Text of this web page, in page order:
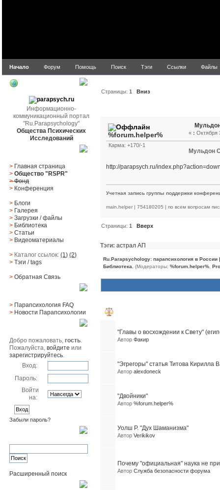
Начало Форум Помощь Поиск Тэги Ссылки Файлы
Информационно-
коммуникационный портал
"Ru.Parapsychology"
Общества Психических
Исследований
> Главная страница
> Общество "RSPR"
> Фонд
> Конференция
> Блоги
> Галерея
> Загрузки/файлы
> Библиотека
> Статьи
> Видеоматериалы
> Каталог ссылок:(1) (2)
> Тэги/ tags
> Обратная Cвязь
> Парапсихология FAQ
> Новости Парапсихологии
Добро пожаловать,гость.
Пожалуйста,войдите или
зарегистрируйтесь.
Вход:
Пароль:
Войти
на:
Забыли пароль?
Расширенный поиск
Страницы:1 Вниз
%forum.helper%
Карма: +170/-1
« : Октября
Мульдон
http://parapsych.ru/
Учетная запись группы поддержки
main.helper | 754180205 | по всем вопросам
Страницы:1 Вверх
Тэги: астрал АП
Ru.Parapsychology: парапсихология в
Библиотека.
(Модераторы: %forum.helper%
"Главы о восхождении к Свету"
Автор Факир
"Эгрегоры" статья Титова Кирилла
Автор alexdoneck
"Двойники"
Автор %forum.helper%
Уолш Р. "Дух Шаманизма"
Автор Verikikov
Почему "официальная" наука не
Автор Служба безопасности форума